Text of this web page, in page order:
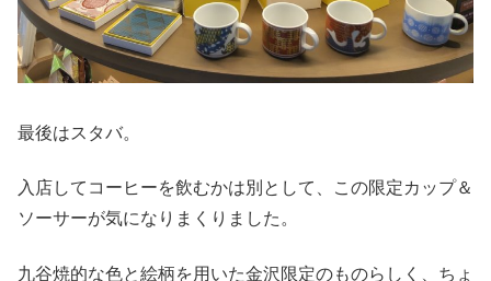
最後はスタバ。
入店してコーヒーを飲むかは別として、この限定カップ＆
ソーサーが気になりまくりました。
九谷焼的な色と絵柄を用いた金沢限定のものらしく、ちょ